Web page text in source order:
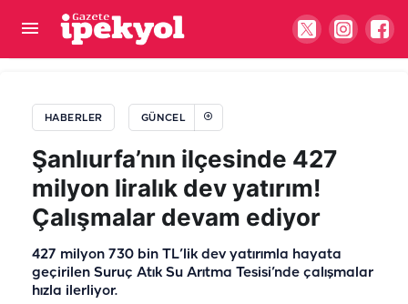
HABERLER GÜNCEL
Şanlıurfa’nın ilçesinde 427
milyon liralık dev yatırım!
Çalışmalar devam ediyor
427 milyon 730 bin TL’lik dev yatırımla hayata
geçirilen Suruç Atık Su Arıtma Tesisi’nde çalışmalar
hızla ilerliyor.
Şanlıurfa'da şarampole devrilen tır alev aldı: